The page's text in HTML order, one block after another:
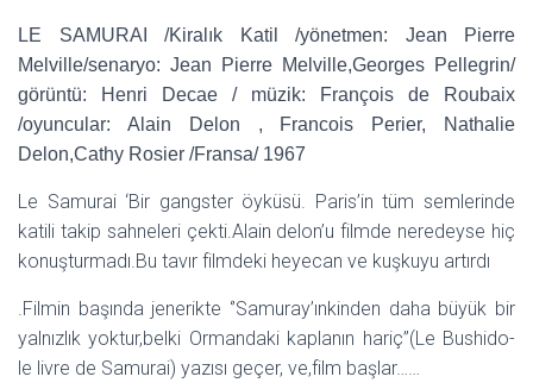
LE SAMURAI /Kiralık Katil /yönetmen: Jean Pierre
Melville/senaryo: Jean Pierre Melville,Georges Pellegrin/
görüntü: Henri Decae / müzik: François de Roubaix
/oyuncular: Alain Delon , Francois Perier, Nathalie
Delon,Cathy Rosier /Fransa/ 1967
Le Samurai ‘Bir gangster öyküsü. Paris’in tüm semlerinde
katili takip sahneleri çekti.Alain delon’u filmde neredeyse hiç
konuşturmadı.Bu tavır filmdeki heyecan ve kuşkuyu artırdı
.Filmin başında jenerikte ‘’Samuray’ınkinden daha büyük bir
yalnızlık yoktur,belki Ormandaki kaplanın hariç’’(Le Bushido-
le livre de Samurai) yazısı geçer, ve,film başlar……